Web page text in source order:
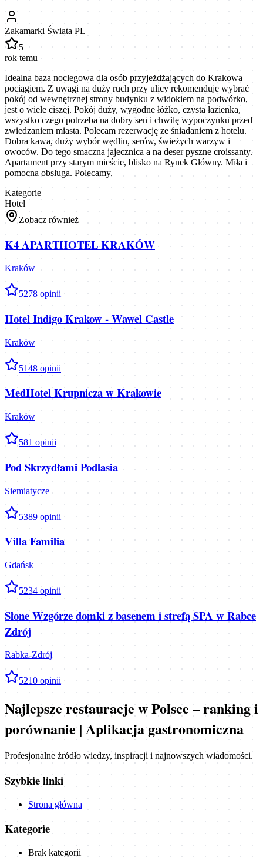
Zakamarki Świata PL
5
rok temu
Idealna baza noclegowa dla osób przyjeżdżających do Krakowa
pociągiem. Z uwagi na duży ruch przy ulicy rekomenduje wybrać
pokój od wewnętrznej strony budynku z widokiem na podwórko,
jest o wiele ciszej. Pokój duży, wygodne łóżko, czysta łazienka,
wszystko czego potrzeba na dobry sen i chwilę wypoczynku przed
zwiedzaniem miasta. Polecam rezerwację ze śniadaniem z hotelu.
Dobra kawa, duży wybór wędlin, serów, świeżych warzyw i
owoców. Do tego smaczna jajecznica a na deser pyszne croissanty.
Apartament przy starym mieście, blisko na Rynek Główny. Miła i
pomocna obsługa. Polecamy.
Kategorie
Hotel
Zobacz również
K4 APARTHOTEL KRAKÓW
Kraków
5278 opinii
Hotel Indigo Krakow - Wawel Castle
Kraków
5148 opinii
MedHotel Krupnicza w Krakowie
Kraków
581 opinii
Pod Skrzydłami Podlasia
Siemiatycze
5389 opinii
Villa Familia
Gdańsk
5234 opinii
Słone Wzgórze domki z basenem i strefą SPA w Rabce
Zdrój
Rabka-Zdrój
5210 opinii
Najlepsze restauracje w Polsce – ranking i
porównanie | Aplikacja gastronomiczna
Profesjonalne źródło wiedzy, inspiracji i najnowszych wiadomości.
Szybkie linki
Strona główna
Kategorie
Brak kategorii